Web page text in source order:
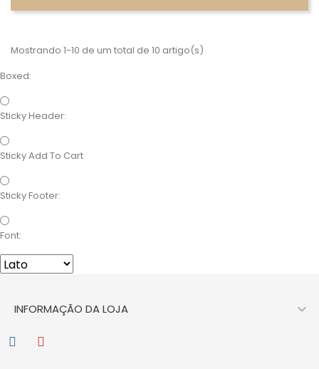
Mostrando 1-10 de um total de 10 artigo(s)
Boxed:
Sticky Header:
Sticky Add To Cart
Sticky Footer:
Font:
INFORMAÇÃO DA LOJA 